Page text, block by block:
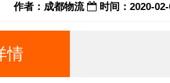
作者：成都物流 时间：2020-
情